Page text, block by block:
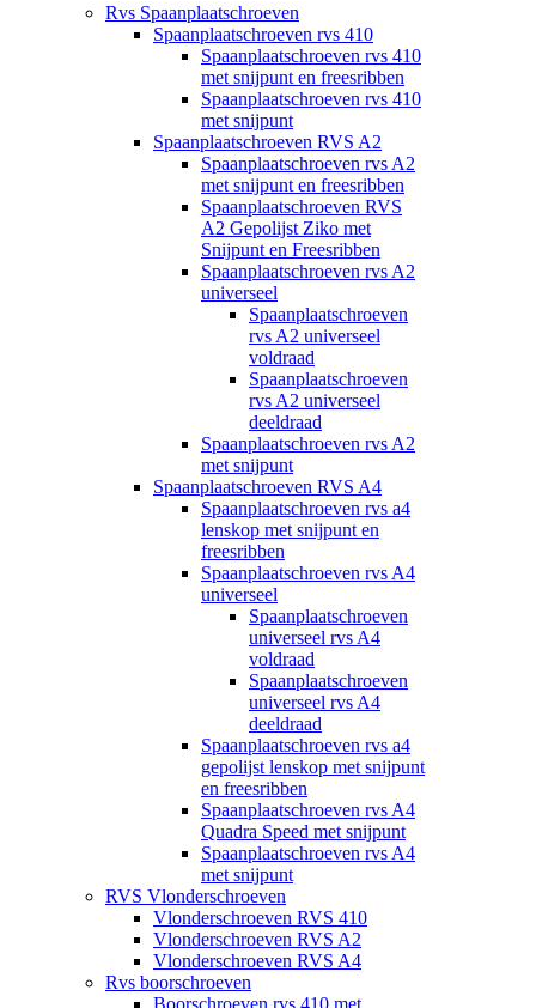
Rvs Spaanplaatschroeven
Spaanplaatschroeven rvs 410
Spaanplaatschroeven rvs 410
met snijpunt en freesribben
Spaanplaatschroeven rvs 410
met snijpunt
Spaanplaatschroeven RVS A2
Spaanplaatschroeven rvs A2
met snijpunt en freesribben
Spaanplaatschroeven RVS
A2 Gepolijst Ziko met
Snijpunt en Freesribben
Spaanplaatschroeven rvs A2
universeel
Spaanplaatschroeven
rvs A2 universeel
voldraad
Spaanplaatschroeven
rvs A2 universeel
deeldraad
Spaanplaatschroeven rvs A2
met snijpunt
Spaanplaatschroeven RVS A4
Spaanplaatschroeven rvs a4
lenskop met snijpunt en
freesribben
Spaanplaatschroeven rvs A4
universeel
Spaanplaatschroeven
universeel rvs A4
voldraad
Spaanplaatschroeven
universeel rvs A4
deeldraad
Spaanplaatschroeven rvs a4
gepolijst lenskop met snijpunt
en freesribben
Spaanplaatschroeven rvs A4
Quadra Speed met snijpunt
Spaanplaatschroeven rvs A4
met snijpunt
RVS Vlonderschroeven
Vlonderschroeven RVS 410
Vlonderschroeven RVS A2
Vlonderschroeven RVS A4
Rvs boorschroeven
Boorschroeven rvs 410 met